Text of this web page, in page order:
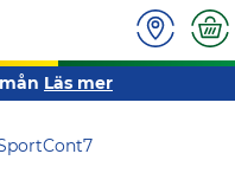
Läs mer